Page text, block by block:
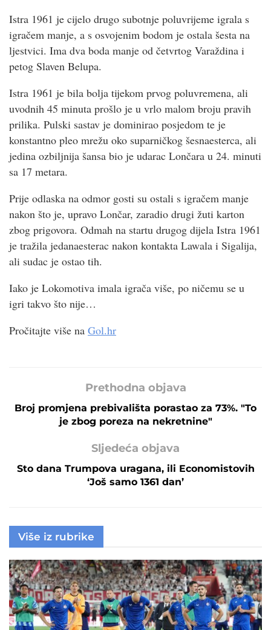
Istra 1961 je cijelo drugo subotnje poluvrijeme igrala s
igračem manje, a s osvojenim bodom je ostala šesta na
ljestvici. Ima dva boda manje od četvrtog Varaždina i
petog Slaven Belupa.
Istra 1961 je bila bolja tijekom prvog poluvremena, ali
uvodnih 45 minuta prošlo je u vrlo malom broju pravih
prilika. Pulski sastav je dominirao posjedom te je
konstantno pleo mrežu oko suparničkog šesnaesterca, ali
jedina ozbiljnija šansa bio je udarac Lončara u 24. minuti
sa 17 metara.
Prije odlaska na odmor gosti su ostali s igračem manje
nakon što je, upravo Lončar, zaradio drugi žuti karton
zbog prigovora. Odmah na startu drugog dijela Istra 1961
je tražila jedanaesterac nakon kontakta Lawala i Sigalija,
ali sudac je ostao tih.
Iako je Lokomotiva imala igrača više, po ničemu se u
igri takvo što nije…
Pročitajte više na Gol.hr
Prethodna objava
Broj promjena prebivališta porastao za 73%. "To
je zbog poreza na nekretnine"
Sljedeća objava
Sto dana Trumpova uragana, ili Economistovih
‘Još samo 1361 dan’
Više iz rubrike